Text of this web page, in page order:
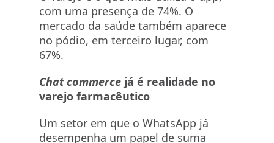
com uma presença de 74%. O
mercado da saúde também aparece
no pódio, em terceiro lugar, com
67%.
Chat commerce já é realidade no
varejo farmacêutico
Um setor em que o WhatsApp já
desempenha um papel de suma